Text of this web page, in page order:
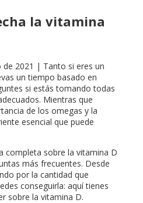
la vitamina
de 2021 | Tanto si eres un
un tiempo basado en
si estás tomando todas
Mientras que
de los omegas y la
esencial que puede
completa sobre la vitamina D
más frecuentes. Desde
por la cantidad que
conseguirla: aquí tienes
sobre la vitamina D.